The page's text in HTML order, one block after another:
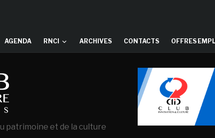
AGENDA RNCI ARCHIVES CONTACTS OFFRES
patrimoine et de la culture